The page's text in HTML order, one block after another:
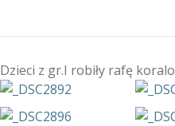
Dzieci z gr.I robiły rafę